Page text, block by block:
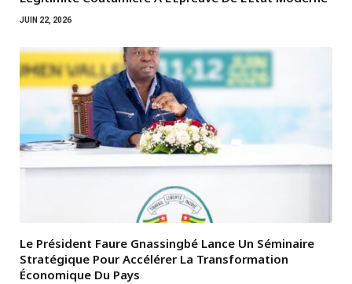
JUIN 22, 2026
Le Président Faure Gnassingbé Lance Un Séminaire
Stratégique Pour Accélérer La Transformation
Économique Du Pays